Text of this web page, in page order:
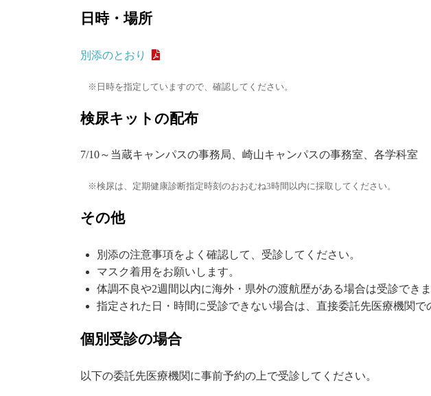
日時・場所
別添のとおり
日時を指定していますので、確認してください。
検尿キットの配布
7/10～当蔵キャンパスの事務局、崎山キャンパスの事務室、各学科室
検尿は、定期健康診断指定時刻のおおむね3時間以内に採取してください。
その他
別添の注意事項をよく確認して、受診してください。
マスク着用をお願いします。
体調不良や2週間以内に海外・県外の渡航歴がある場合は受診できま
指定された日・時間に受診できない場合は、直接委託先医療機関で
個別受診の場合
以下の委託先医療機関に事前予約の上で受診してください。